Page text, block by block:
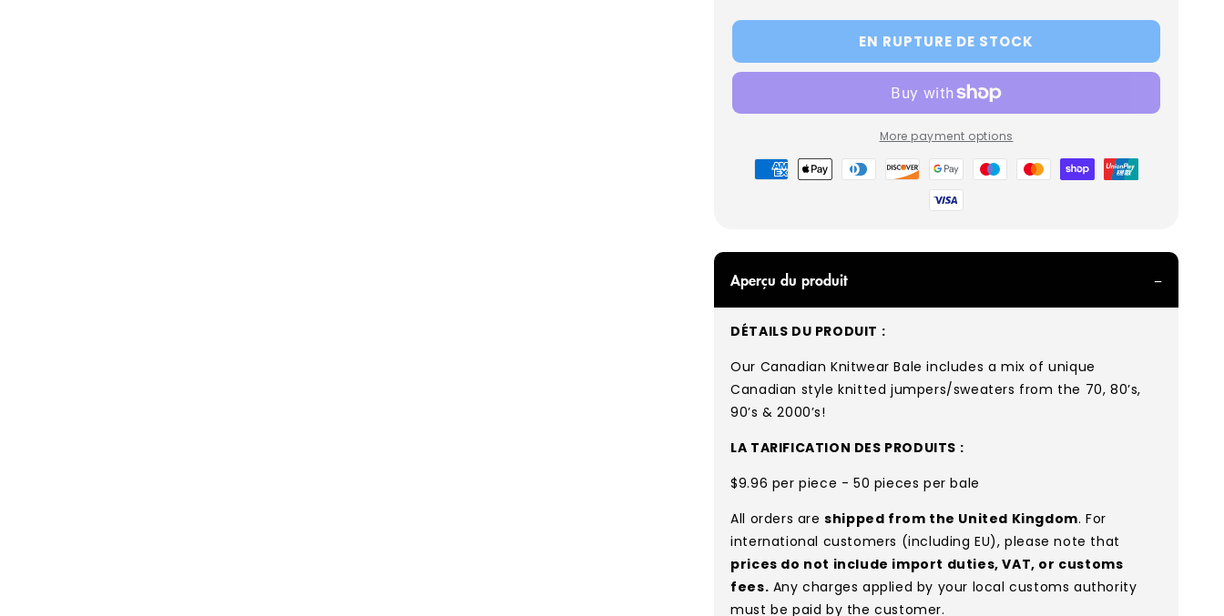
EN RUPTURE DE STOCK
More payment options
Modes
Aperçu du produit
DÉTAILS DU PRODUIT :
Our Canadian Knitwear Bale includes a mix of unique
Canadian style knitted jumpers/sweaters from the 70, 80’s,
90’s & 2000’s!
LA TARIFICATION DES PRODUITS :
$9.96 per piece - 50 pieces per bale
All orders areshipped from the United Kingdom. For
international customers (including EU), please note that
prices do not include import duties, VAT, or customs
fees. Any charges applied by your local customs authority
must be paid by the customer.